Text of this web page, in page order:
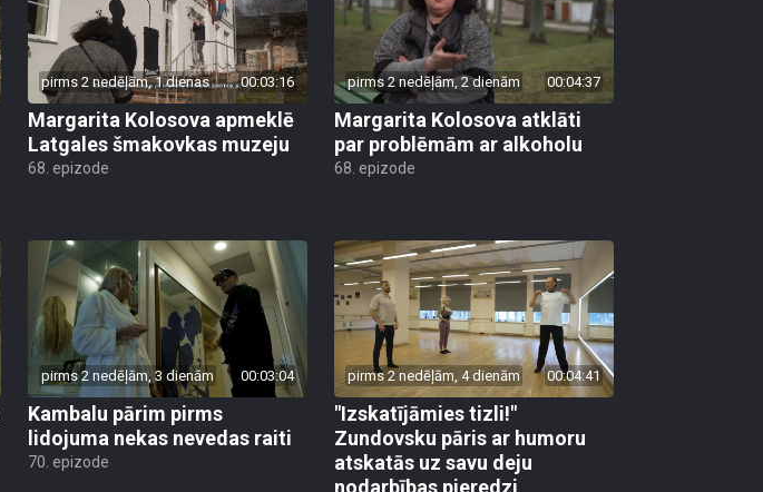
pirms 2 nedēļām, 1 dienas 00:03:16
Margarita Kolosova apmeklē
Latgales šmakovkas muzeju
68. epizode
pirms 2 nedēļām, 2 dienām 00:04:37
Margarita Kolosova atklāti
par problēmām ar alkoholu
68. epizode
pirms 2 nedēļām, 3 dienām 00:03:04
Kambalu pārim pirms
lidojuma nekas nevedas raiti
70. epizode
pirms 2 nedēļām, 4 dienām 00:04:41
"Izskatījāmies tizli!"
Zundovsku pāris ar humoru
atskatās uz savu deju
nodarbības pieredzi